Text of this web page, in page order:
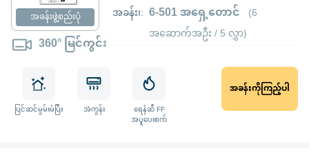
အခန်းဖွဲ့စည်းပုံ
360° မြင်ကွင်း
အခန်း၊: 6-501 အရှေ့တောင် (6
အဆောက်အဦး / 5 လွှာ)
ပြင်ဆင်မွမ်းမံပြီး အဲကွန်း ရေနံဆီ FF
အပူပေးစက်
အခန်းကိုကြည့်ပါ